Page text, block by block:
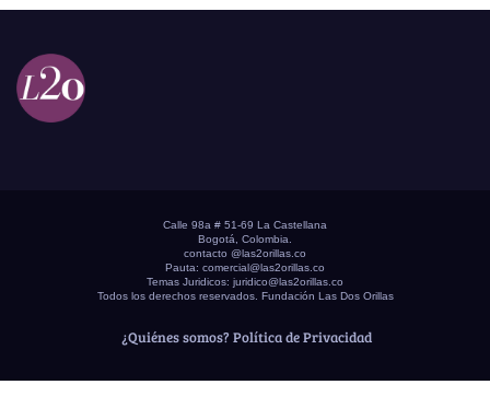
Calle 98a # 51-69 La Castellana
Bogotá, Colombia.
contacto @las2orillas.co
Pauta: comercial@las2orillas.co
Temas Juridicos: juridico@las2orillas.co
Todos los derechos reservados. Fundación Las Dos Orillas
¿Quiénes somos? Política de Privacidad